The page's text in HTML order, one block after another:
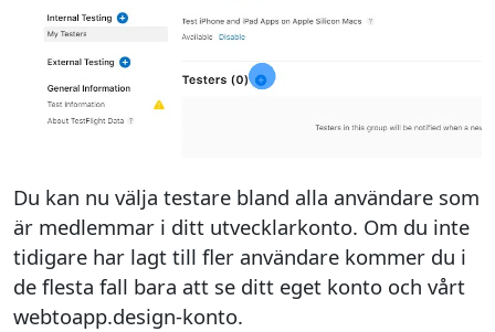
Du kan nu välja testare bland alla användare som
är medlemmar i ditt utvecklarkonto. Om du inte
tidigare har lagt till fler användare kommer du i
de flesta fall bara att se ditt eget konto och vårt
webtoapp.design-konto.